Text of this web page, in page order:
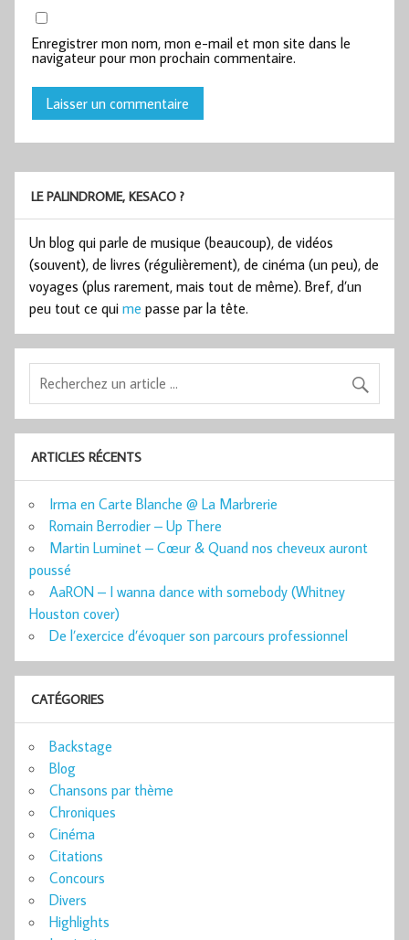
Enregistrer mon nom, mon e-mail et mon site dans le
navigateur pour mon prochain commentaire.
LE PALINDROME, KESACO ?
Un blog qui parle de musique (beaucoup), de vidéos
(souvent), de livres (régulièrement), de cinéma (un peu), de
voyages (plus rarement, mais tout de même). Bref, d’un
peu tout ce qui me passe par la tête.
ARTICLES RÉCENTS
Irma en Carte Blanche @ La Marbrerie
Romain Berrodier – Up There
Martin Luminet – Cœur & Quand nos cheveux auront
poussé
AaRON – I wanna dance with somebody (Whitney
Houston cover)
De l’exercice d’évoquer son parcours professionnel
CATÉGORIES
Backstage
Blog
Chansons par thème
Chroniques
Cinéma
Citations
Concours
Divers
Highlights